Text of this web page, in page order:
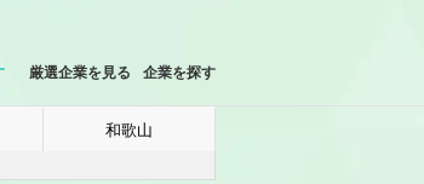
厳選企業を見る 企業を探す
和歌山